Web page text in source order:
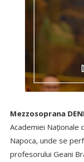
Mezzosoprana
Academiei Naționale
Napoca, unde se
profesorului Geani